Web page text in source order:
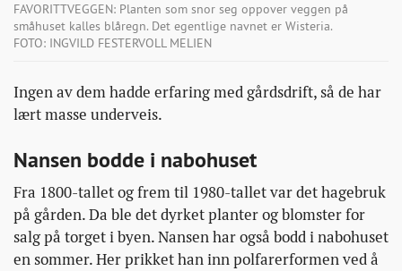
FAVORITTVEGGEN: Planten som snor seg oppover veggen på
småhuset kalles blåregn. Det egentlige navnet er Wisteria.
FOTO: INGVILD FESTERVOLL MELIEN
Ingen av dem hadde erfaring med gårdsdrift, så de har
lært masse underveis.
Nansen bodde i nabohuset
Fra 1800-tallet og frem til 1980-tallet var det hagebruk
på gården. Da ble det dyrket planter og blomster for
salg på torget i byen. Nansen har også bodd i nabohuset
en sommer. Her prikket han inn polfarerformen ved å